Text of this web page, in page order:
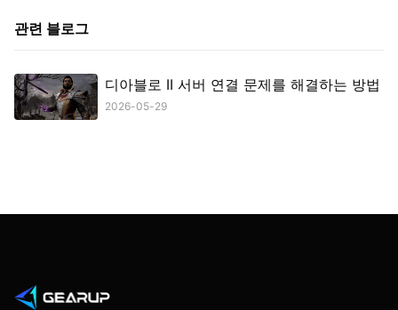
관련 블로그
디아블로 II 서버 연결 문제를 해결하는 방법
2026-05-29